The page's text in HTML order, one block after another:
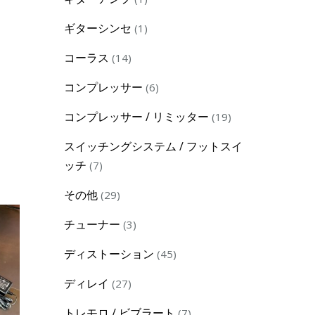
ギターシンセ 1 1
コーラス 1414
コンプレッサー 66
コンプレッサー / リミッター 1919
スイッチングシステム / フットスイ
ッチ 77
その他 2929
チューナー 33
ディストーション 4545
ディレイ 2727
7